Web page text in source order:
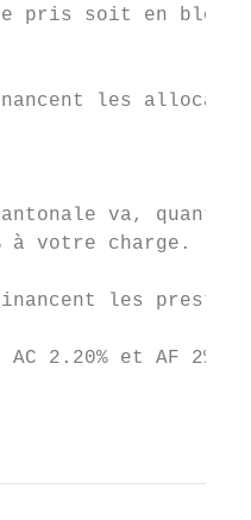
pris soit en bloc,
les
va, quant
à votre charge.
les
2.20% et AF 2%